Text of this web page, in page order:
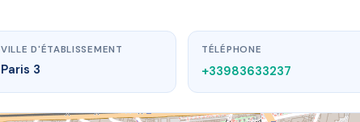
VILLE D'ÉTABLISSEMENT
Paris 3
TÉLÉPHONE
+33983633237